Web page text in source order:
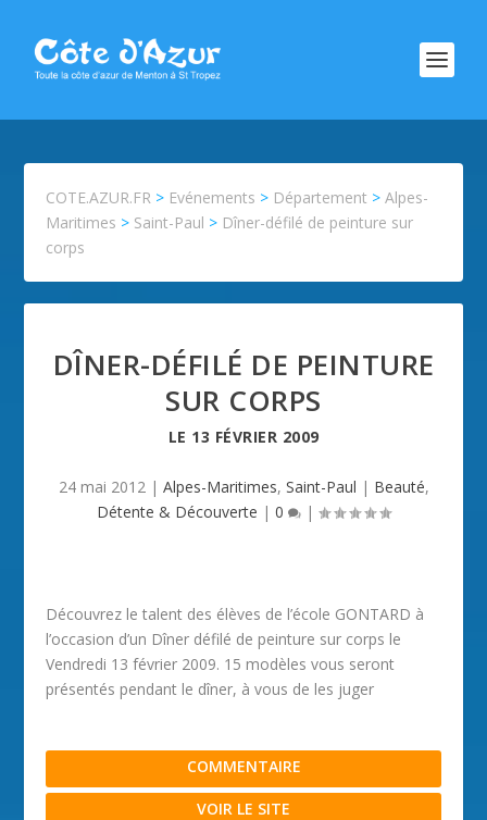
COTE.AZUR.FR > Evénements > Département >Alpes-
Maritimes > Saint-Paul > Dîner-défilé de peinture sur
corps
DÎNER-DÉFILÉ DE PEINTURE
SUR CORPS
LE 13 FÉVRIER 2009
24 mai 2012| Alpes-Maritimes, Saint-Paul | Beauté,
Détente & Découverte | 0 |
Découvrez le talent des élèves de l’école GONTARD à
l’occasion d’un Dîner défilé de peinture sur corps le
Vendredi 13 février 2009. 15 modèles vous seront
présentés pendant le dîner, à vous de les juger
COMMENTAIRE
VOIR LE SITE